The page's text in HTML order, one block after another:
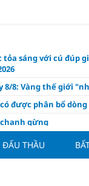
sáng với cú đúp
8/8: Vàng thế giới
có được phân bổ
gừng
bạc Nhà nước:
tử vi 12 con giáp
THẦU